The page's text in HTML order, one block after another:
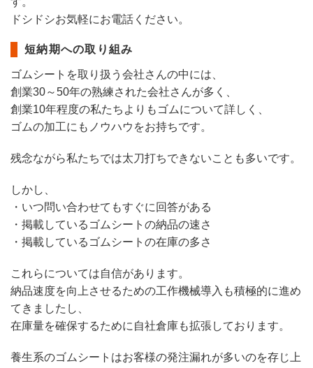
ドシドシお気軽にお電話ください。
短納期への取り組み
ゴムシートを取り扱う会社さんの中には、
創業30～50年の熟練された会社さんが多く、
創業10年程度の私たちよりもゴムについて詳しく、
ゴムの加工にもノウハウをお持ちです。
残念ながら私たちでは太刀打ちできないことも多いです。
しかし、
・いつ問い合わせてもすぐに回答がある
・掲載しているゴムシートの納品の速さ
・掲載しているゴムシートの在庫の多さ
これらについては自信があります。
納品速度を向上させるための工作機械導入も積極的に進め
てきましたし、
在庫量を確保するために自社倉庫も拡張しております。
養生系のゴムシートはお客様の発注漏れが多いのを存じ上